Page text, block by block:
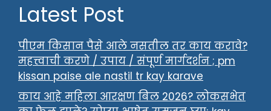
Latest Post
पीएम किसान पैसे आले नसतील तर काय करावे?
महत्त्वाची करणे / उपाय / संपूर्ण मार्गदर्शन ; pm
kissan paise ale nastil tr kay karave
काय आहे महिला आरक्षण बिल 2026? लोकसभेत